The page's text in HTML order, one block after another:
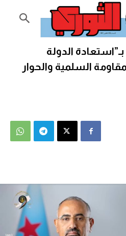
الدولة
السلمية والحوار